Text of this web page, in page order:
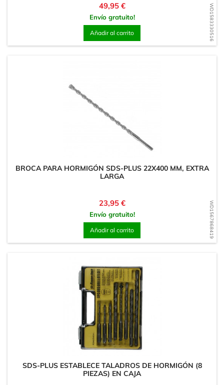
WD1583330516
Precio
49,95 €
Envío gratuito!
Añadir al carrito
WD1567868419
BROCA PARA HORMIGÓN SDS-PLUS 22X400 MM, EXTRA
LARGA
Precio
23,95 €
Envío gratuito!
Añadir al carrito
SDS-PLUS ESTABLECE TALADROS DE HORMIGÓN (8
PIEZAS) EN CAJA